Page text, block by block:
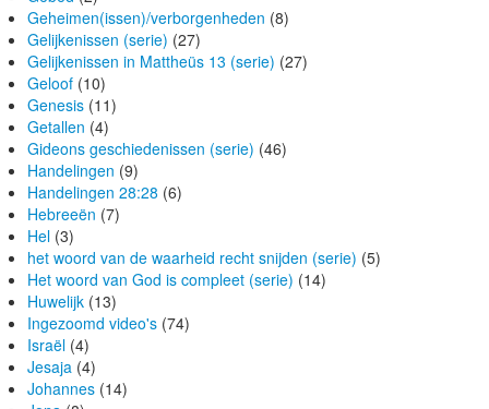
Geheimen(issen)/verborgenheden (8)
Gelijkenissen (serie) (27)
Gelijkenissen in Mattheüs 13 (serie) (27)
Geloof (10)
Genesis (11)
Getallen (4)
Gideons geschiedenissen (serie) (46)
Handelingen (9)
Handelingen 28:28 (6)
Hebreeën (7)
Hel (3)
het woord van de waarheid recht snijden (serie) (5)
Het woord van God is compleet (serie) (14)
Huwelijk (13)
Ingezoomd video's (74)
Israël (4)
Jesaja (4)
Johannes (14)